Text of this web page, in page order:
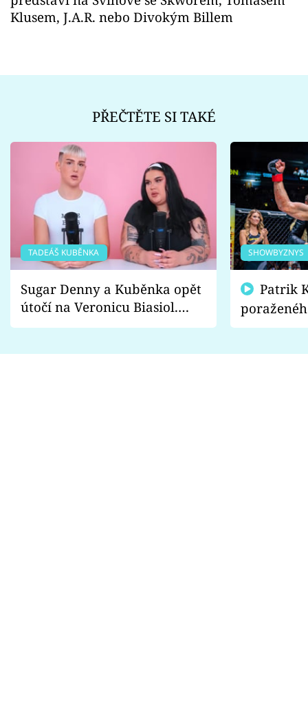
Klusem, J.A.R. nebo Divokým Billem
PŘEČTĚTE SI TAKÉ
TADEÁŠ KUBĚNKA
Sugar Denny a Kuběnka opět
útočí na Veronicu Biasiol.
Proč je podle nich falešná a
SHOWBYZNYS
fanoušci